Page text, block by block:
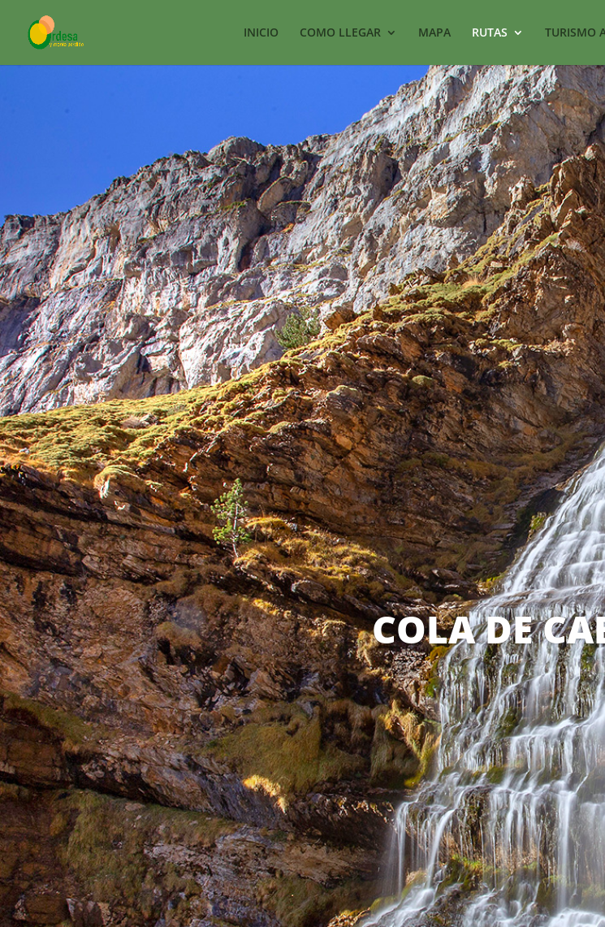
INICIO COMO LLEGAR MAPA RUTAS TURISMO
COLA DE